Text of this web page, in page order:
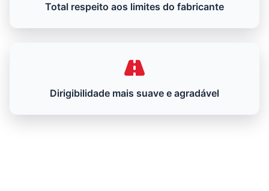
Total respeito aos limites do fabricante
Dirigibilidade mais suave e agradável